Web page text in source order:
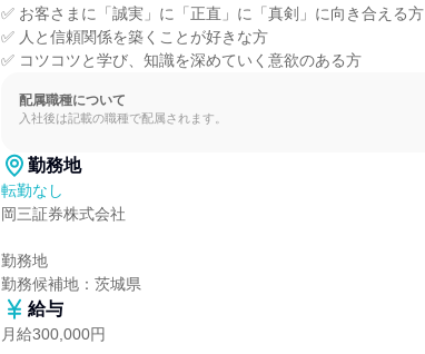
✅ お客さまに「誠実」に「正直」に「真剣」に向き合える方
✅ 人と信頼関係を築くことが好きな方
✅ コツコツと学び、知識を深めていく意欲のある方
配属職種について
入社後は記載の職種で配属されます。
勤務地
転勤なし
岡三証券株式会社
勤務地
勤務候補地：茨城県
給与
月給300,000円